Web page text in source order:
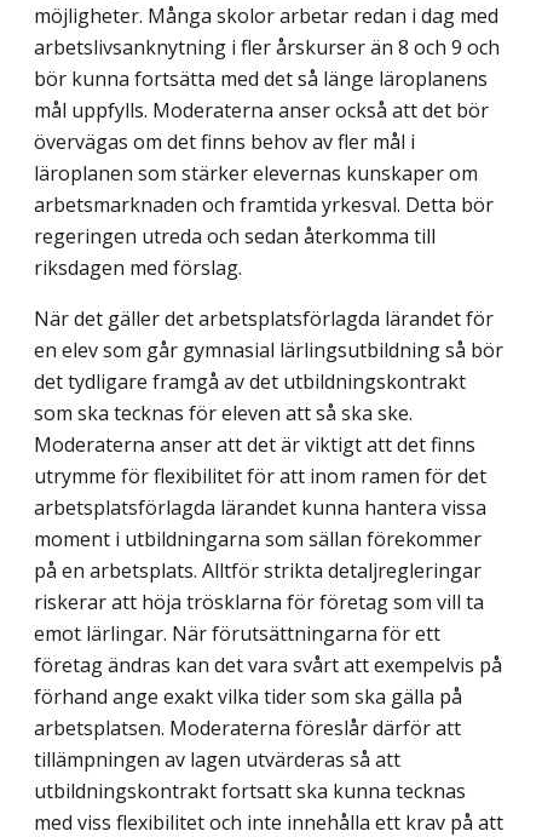
möjligheter. Många skolor arbetar redan i dag med
arbetslivsanknytning i fler årskurser än 8 och 9 och
bör kunna fortsätta med det så länge läroplanens
mål uppfylls. Moderaterna anser också att det bör
övervägas om det finns behov av fler mål i
läroplanen som stärker elevernas kunskaper om
arbetsmarknaden och framtida yrkesval. Detta bör
regeringen utreda och sedan återkomma till
riksdagen med förslag.
När det gäller det arbetsplatsförlagda lärandet för
en elev som går gymnasial lärlings­utbildning så bör
det tydligare framgå av det utbildningskontrakt
som ska tecknas för eleven att så ska ske.
Moderaterna anser att det är viktigt att det finns
utrymme för flexibilitet för att inom ramen för det
arbetsplatsförlagda lärandet kunna hantera vissa
moment i utbildningarna som sällan förekommer
på en arbetsplats. Alltför strikta detaljregleringar
riskerar att höja trösklarna för företag som vill ta
emot lärlingar. När förutsättningarna för ett
företag ändras kan det vara svårt att exempelvis på
förhand ange exakt vilka tider som ska gälla på
arbetsplatsen. Moderaterna föreslår därför att
tillämpningen av lagen utvärderas så att
utbildningskontrakt fortsatt ska kunna tecknas
med viss flexibilitet och inte innehålla ett krav på att